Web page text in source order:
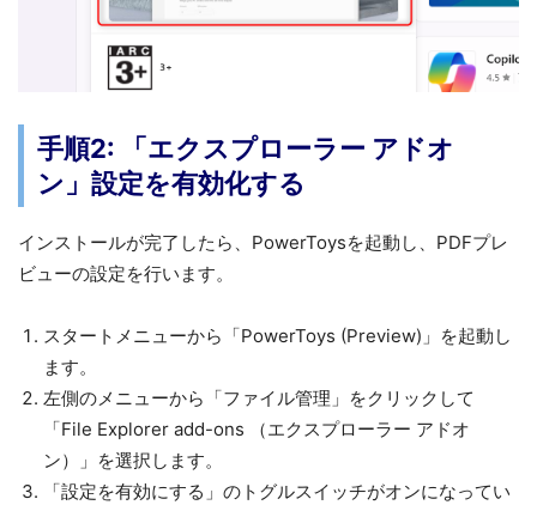
手順2: 「エクスプローラー アドオ
ン」設定を有効化する
インストールが完了したら、PowerToysを起動し、PDFプレ
ビューの設定を行います。
スタートメニューから「PowerToys (Preview)」を起動し
ます。
左側のメニューから「ファイル管理」をクリックして
「File Explorer add-ons （エクスプローラー アドオ
ン）」を選択します。
「設定を有効にする」のトグルスイッチがオンになってい